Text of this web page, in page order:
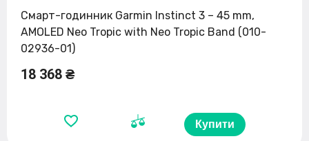
Смарт-годинник Garmin Instinct 3 – 45 mm,
AMOLED Neo Tropic with Neo Tropic Band (010-
02936-01)
18 368 ₴
Купити